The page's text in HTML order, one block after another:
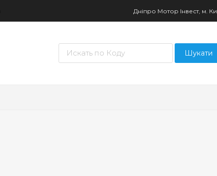
Дніпро Мотор Інвест, м.
Пошук товарів Шукати